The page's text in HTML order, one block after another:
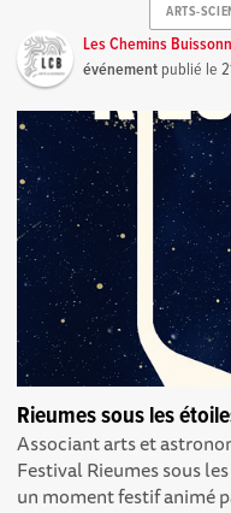
ARTS-
Les Chemins
événement publié le
Rieumes sous les
Associant arts et
Festival Rieumes sous
un moment festif animé